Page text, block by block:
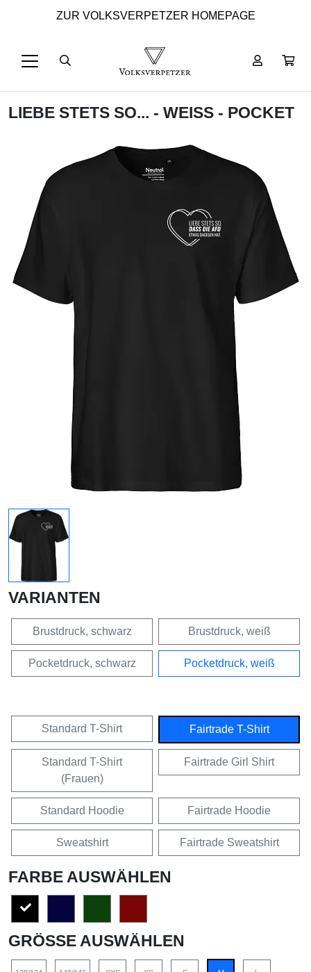
ZUR VOLKSVERPETZER HOMEPAGE
LIEBE STETS SO... - WEISS - POCKET
VARIANTEN
Brustdruck, schwarz Brustdruck, weiß
Pocketdruck, schwarz Pocketdruck, weiß
Standard T-Shirt Fairtrade T-Shirt
Standard T-Shirt
(Frauen)
Fairtrade Girl Shirt
Standard Hoodie Fairtrade Hoodie
Sweatshirt Fairtrade Sweatshirt
FARBE AUSWÄHLEN
GRÖSSE AUSWÄHLEN